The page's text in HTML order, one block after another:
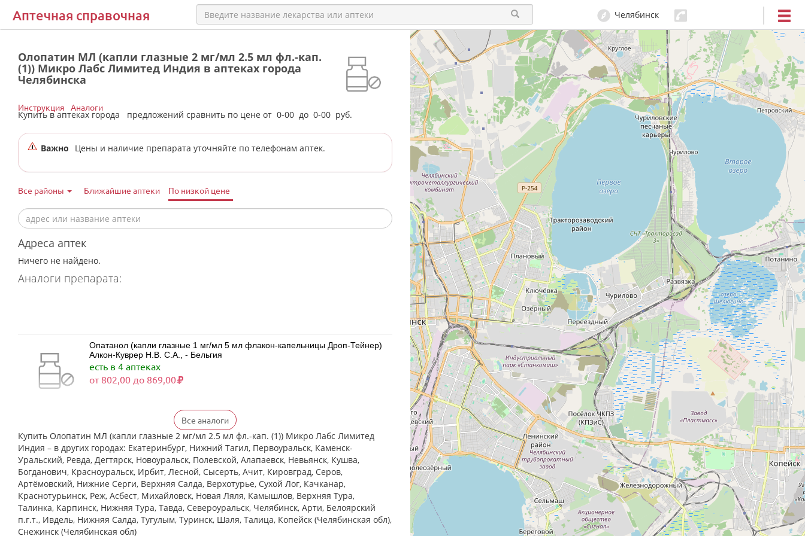
Аптечная справочная Челябинск
Олопатин МЛ (капли глазные 2 мг/мл 2.5 мл фл.-кап.
(1)) Микро Лабс Лимитед Индия в аптеках города
Челябинска
Купить в аптеках города предложений сравнить по цене от 0-00 до 0-00 руб.
Инструкция Аналоги
Важно Цены и наличие препарата уточняйте по телефонам аптек.
Все районы Ближайшие аптеки По низкой цене
Адреса аптек
Ничего не найдено.
Аналоги препарата:
Опатанол (капли глазные 1 мг/мл 5 мл флакон-капельницы Дроп-Тейнер)
Алкон-Куврер Н.В. С.А., - Бельгия
есть в 4 аптеках
от 802,00 до 869,00
Визаллергол (капли глазные 0.2% 2,5 мл фл.) Сентисс Фарма Пвт.Лтд -
есть в 3 аптеках
от 427,00 до 746,00
Олопаталлерг (капли глазные 0,1% 5 мл флакон-капельница)
К.О.Ромфарм Компани С.Р.Л. - Румыния
Нет в аптеках города
Все аналоги
Купить Олопатин МЛ (капли глазные 2 мг/мл 2.5 мл фл.-кап. (1)) Микро Лабс Лимитед
Индия – в других городах: Екатеринбург, Нижний Тагил, Первоуральск, Каменск-
Уральский, Ревда, Дегтярск, Новоуральск, Полевской, Алапаевск, Невьянск, Кушва,
Богданович, Красноуральск, Ирбит, Лесной, Сысерть, Ачит, Кировград, Серов,
Артёмовский, Нижние Cерги, Верхняя Салда, Верхотурье, Сухой Лог, Качканар,
Краснотурьинск, Реж, Асбест, Михайловск, Новая Ляля, Камышлов, Верхняя Тура,
Талинка, Карпинск, Нижняя Тура, Тавда, Североуральск, Челябинск, Арти, Белоярский
п.г.т., Ивдель, Нижняя Салда, Тугулым, Туринск, Шаля, Талица, Копейск (Челябинская обл),
Снежинск (Челябинская обл)